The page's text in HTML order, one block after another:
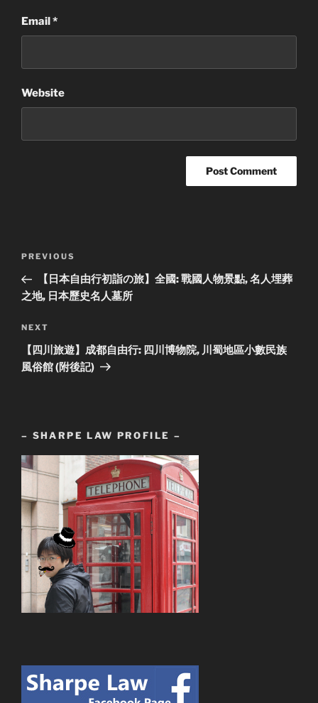
Email *
Website
Previous
Post
PREVIOUS
【日本自由行初詣の旅】全國: 戰國人物景點, 名人埋葬
之地, 日本歷史名人墓所
Next
Post
NEXT
【四川旅遊】成都自由行: 四川博物院, 川蜀地區小數民族
風俗館 (附後記)
– SHARPE LAW PROFILE –